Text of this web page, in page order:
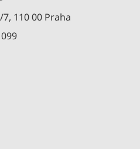
110 00 Praha